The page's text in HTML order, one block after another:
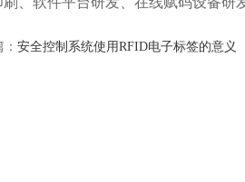
安全控制系统使用RFID电子标签的意义